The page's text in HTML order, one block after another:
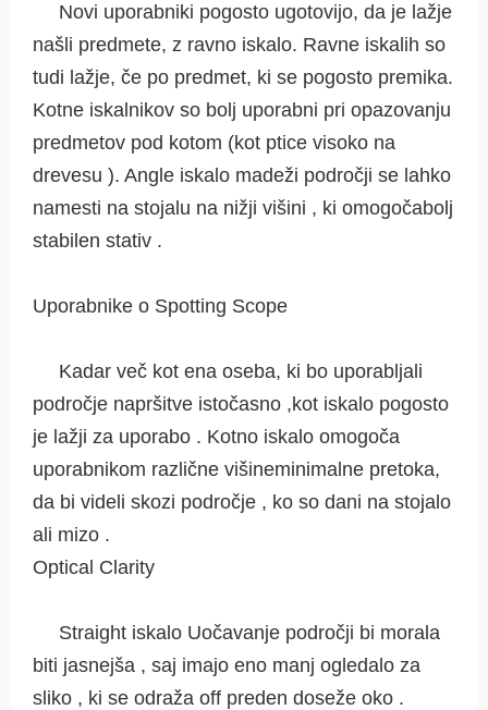
Novi uporabniki pogosto ugotovijo, da je lažje
našli predmete, z ravno iskalo. Ravne iskalih so
tudi lažje, če po predmet, ki se pogosto premika.
Kotne iskalnikov so bolj uporabni pri opazovanju
predmetov pod kotom (kot ptice visoko na
drevesu ). Angle iskalo madeži področji se lahko
namesti na stojalu na nižji višini , ki omogočabolj
stabilen stativ .
Uporabnike o Spotting Scope
Kadar več kot ena oseba, ki bo uporabljali
področje napršitve istočasno ,kot iskalo pogosto
je lažji za uporabo . Kotno iskalo omogoča
uporabnikom različne višineminimalne pretoka,
da bi videli skozi področje , ko so dani na stojalo
ali mizo .
Optical Clarity
Straight iskalo Uočavanje področji bi morala
biti jasnejša , saj imajo eno manj ogledalo za
sliko , ki se odraža off preden doseže oko .